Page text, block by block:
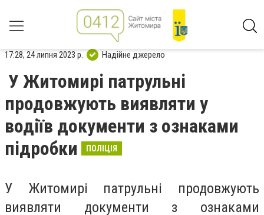
17:28, 24 липня 2023 р. Надійне джерело
У Житомирі патрульні
продовжують виявляти у
водіїв документи з ознаками
підробки
ПОЛІЦІЯ
У Житомирі патрульні продовжують
виявляти документи з ознаками